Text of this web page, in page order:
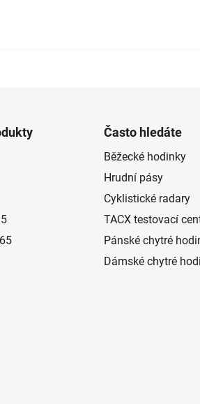
Často hledáte
Běžecké hodinky
Hrudní pásy
Cyklistické radary
TACX testovací
Pánské chytré
Dámské chytré